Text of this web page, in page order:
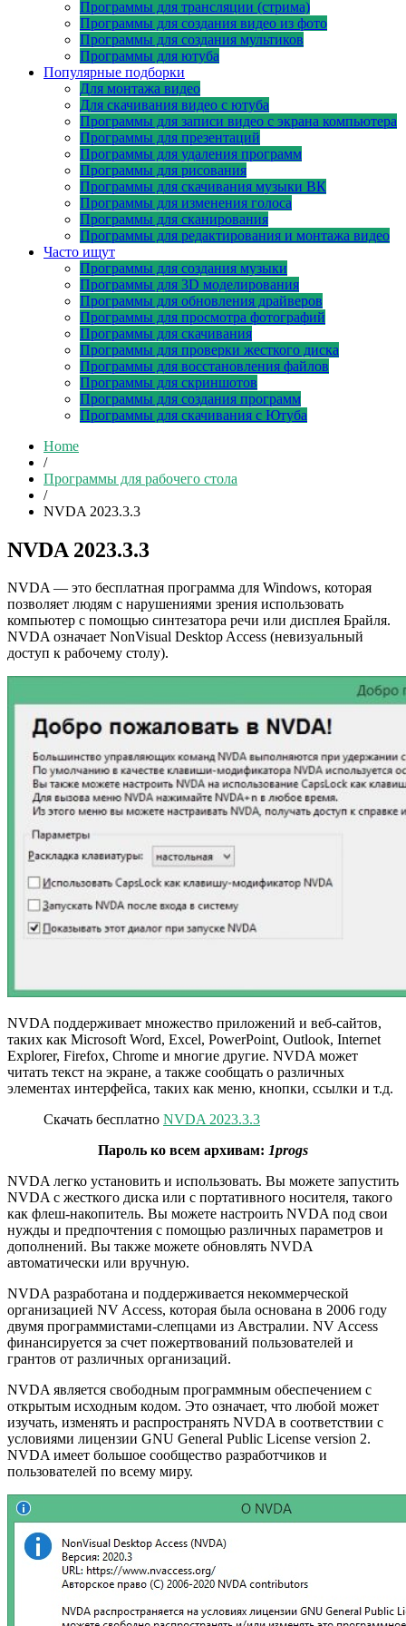
Программы для трансляции (стрима)
Программы для создания видео из фото
Программы для создания мультиков
Программы для ютуба
Популярные подборки
Для монтажа видео
Для скачивания видео с ютуба
Программы для записи видео с экрана компьютера
Программы для презентаций
Программы для удаления программ
Программы для рисования
Программы для скачивания музыки ВК
Программы для изменения голоса
Программы для сканирования
Программы для редактирования и монтажа видео
Часто ищут
Программы для создания музыки
Программы для 3D моделирования
Программы для обновления драйверов
Программы для просмотра фотографий
Программы для скачивания
Программы для проверки жесткого диска
Программы для восстановления файлов
Программы для скриншотов
Программы для создания программ
Программы для скачивания с Ютуба
Home
/
Программы для рабочего стола
/
NVDA 2023.3.3
NVDA 2023.3.3
NVDA — это бесплатная программа для Windows, которая
позволяет людям с нарушениями зрения использовать
компьютер с помощью синтезатора речи или дисплея Брайля.
NVDA означает NonVisual Desktop Access (невизуальный
доступ к рабочему столу).
NVDA поддерживает множество приложений и веб-сайтов,
таких как Microsoft Word, Excel, PowerPoint, Outlook, Internet
Explorer, Firefox, Chrome и многие другие. NVDA может
читать текст на экране, а также сообщать о различных
элементах интерфейса, таких как меню, кнопки, ссылки и т.д.
Скачать бесплатно NVDA 2023.3.3
Пароль ко всем архивам: 1progs
NVDA легко установить и использовать. Вы можете запустить
NVDA с жесткого диска или с портативного носителя, такого
как флеш-накопитель. Вы можете настроить NVDA под свои
нужды и предпочтения с помощью различных параметров и
дополнений. Вы также можете обновлять NVDA
автоматически или вручную.
NVDA разработана и поддерживается некоммерческой
организацией NV Access, которая была основана в 2006 году
двумя программистами-слепцами из Австралии. NV Access
финансируется за счет пожертвований пользователей и
грантов от различных организаций.
NVDA является свободным программным обеспечением с
открытым исходным кодом. Это означает, что любой может
изучать, изменять и распространять NVDA в соответствии с
условиями лицензии GNU General Public License version 2.
NVDA имеет большое сообщество разработчиков и
пользователей по всему миру.